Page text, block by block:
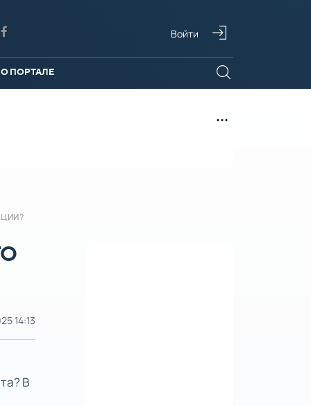
Войти
О ПОРТАЛЕ
14:13
В